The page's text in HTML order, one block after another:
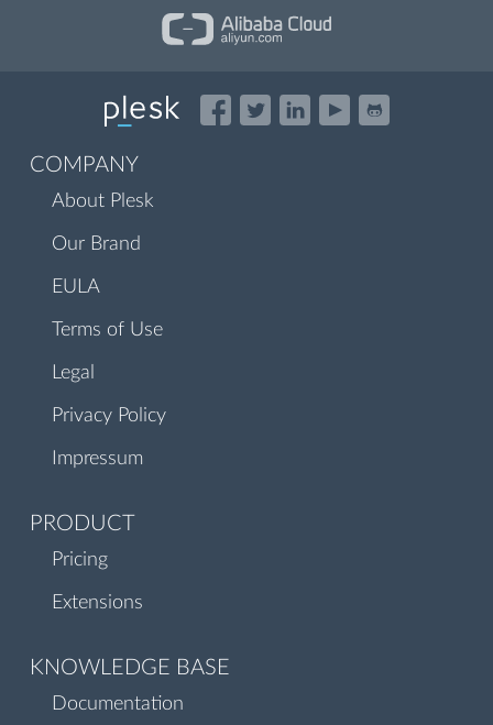
COMPANY
About Plesk
Our Brand
EULA
Terms of Use
Legal
Privacy Policy
Impressum
PRODUCT
Pricing
Extensions
KNOWLEDGE BASE
Documentation